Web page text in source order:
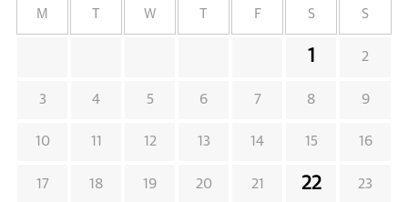
M W F S S
1 2
3 4 5 6 7 8 9
10 11 12 13 14 15 16
17 18 19 20 21 22 23